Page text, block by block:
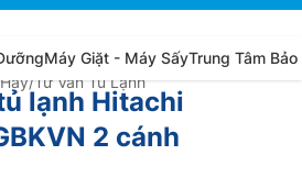
Máy Giặt - Máy SấyTrung Tâm Bảo
/Tư Vấn Tủ Lạnh
lạnh Hitachi
2 cánh